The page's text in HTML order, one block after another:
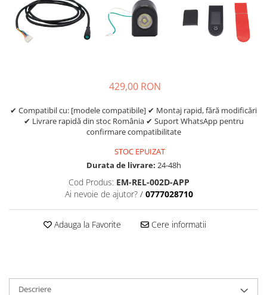
Stop trotineta
Faruri
https://www.doctortrotineta.ro/cadru
Suspensie
Cauciucuri
https://www.doctortrotineta.ro/camere-
https://www.doctortrotineta.ro/cauciucuri-
trotinete-electrice
https://www.doctortrotineta.ro/cauciucuri-
cu-camera
cauciucuri-bicicleta
Accesorii
429,00 RON
✔ Compatibil cu: [modele compatibile] ✔ Montaj rapid, fără modificări
✔ Livrare rapidă din stoc România ✔ Suport WhatsApp pentru
confirmare compatibilitate
STOC EPUIZAT
Durata de livrare: 24-48h
Cod Produs: EM-REL-002D-APP
Ai nevoie de ajutor? / 0777028710
Adauga la Favorite Cere informatii
Descriere